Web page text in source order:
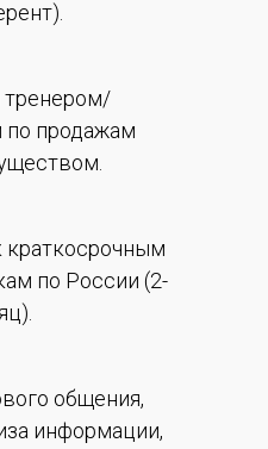
по продажам
краткосрочным
по России (2-
общения,
информации,